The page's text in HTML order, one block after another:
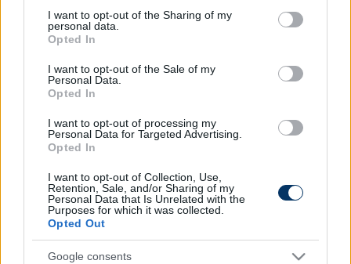
not limited to your visit or usage behaviour. You may click to
grant or deny consent to Google and its third-party tags to
use your data for below specified purposes in below Google
consent section.
I want to opt-out of the Sharing of my
personal data.
Opted In
I want to opt-out of the Sale of my
Personal Data.
Opted In
I want to opt-out of processing my
Personal Data for Targeted Advertising.
Opted In
I want to opt-out of Collection, Use,
Retention, Sale, and/or Sharing of my
Personal Data that Is Unrelated with the
Purposes for which it was collected.
Opted Out
Google consents
állapotban szállították kórházba a fiatalembert,
ahol még az este magához tért.
mentett a két fizioterapeuta- folytatta Fogarasi
Zoltán. -Büszke vagyok a kollégáimra, hogy ilyen
pedig minél gyorsabb felépülést kívánok, bízunk
benne, hogy hamarosan ismét csatlakozni tud
társaihoz!
Itt állíthatod be, hogy a Csakfoci az elsők
között legyen a Google-találatokban